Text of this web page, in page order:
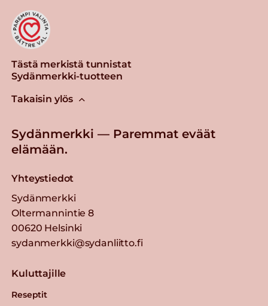
Tästä merkistä tunnistat
Sydänmerkki-tuotteen
Takaisin ylös
Sydänmerkki — Paremmat eväät
elämään.
Yhteystiedot
Sydänmerkki
Oltermannintie 8
00620 Helsinki
sydanmerkki@sydanliitto.fi
Kuluttajille
Reseptit